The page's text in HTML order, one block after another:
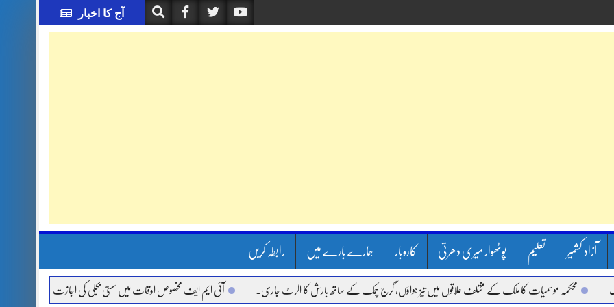
آج کا اخبار
آزاد کشمیر تعلیم پوٹھوار میری دھرتی کاروبار ہمارے بارے میں رابطہ کریں
محکمہ موسمیات کا ملک کے مختلف علاقوں میں تیز ہواؤں، گرج چمک کے ساتھ بارش کا الرٹ جاری. آئی ایم ایف مخصوص اوقات میں سستی بجلی کی اجازت نہیں دے رہا، وفاقی وزیر